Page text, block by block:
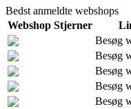
Bedst anmeldte webshops
Webshop Stjerner
Besøg
Besøg
Besøg
Besøg
Besøg